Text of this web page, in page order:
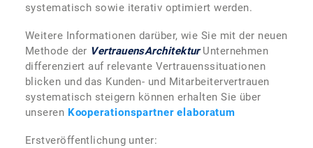
systematisch sowie iterativ optimiert werden.
Weitere Informationen darüber, wie Sie mit der neuen
Methode der VertrauensArchitekturUnternehmen
differenziert auf relevante Vertrauenssituationen
blicken und das Kunden- und Mitarbeitervertrauen
systematisch steigern können erhalten Sie über
unseren Kooperationspartner elaboratum
Erstveröffentlichung unter: